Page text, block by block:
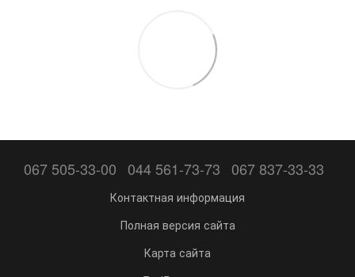
067 505-33-00 044 561-73-73 067 837-33-33
Контактная информация
Полная версия сайта
Карта сайта